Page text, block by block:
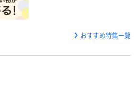
おすすめ特集一覧